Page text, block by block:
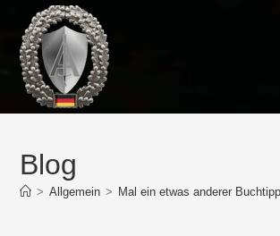
Inhalt
springen
Blog
> Allgemein > Mal ein etwas anderer Buchtipp